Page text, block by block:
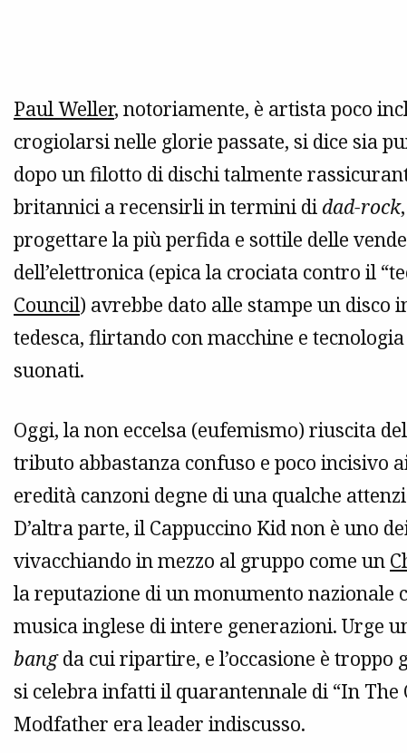
Paul Weller, notoriamente, è artista poco
crogiolarsi nelle glorie passate, si dice sia
dopo un filotto di dischi talmente
britannici a recensirli in termini di dad-rock
progettare la più perfida e sottile delle
dell’elettronica (epica la crociata contro il
Council) avrebbe dato alle stampe un disco
tedesca, flirtando con macchine e
suonati.
Oggi, la non eccelsa (eufemismo) riuscita
tributo abbastanza confuso e poco incisivo
eredità canzoni degne di una qualche
D’altra parte, il Cappuccino Kid non è uno
vivacchiando in mezzo al gruppo come un
la reputazione di un monumento nazionale
musica inglese di intere generazioni. Urge
bangda cui ripartire, e l’occasione è troppo
si celebra infatti il quarantennale di “In The
Modfather era leader indiscusso.